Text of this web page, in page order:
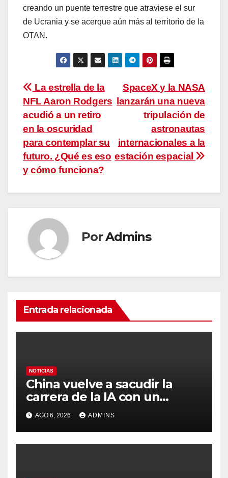
creando un puente terrestre que atraviese el sur
de Ucrania y se acerque aún más al territorio de la
OTAN.
Navegación
de
entradas
SpaceX y la NASA
lanzarán una nueva
tripulación de
astronautas
internacionales a la
estación espacial
La estrella de la
NFL Aaron Rodgers
acudió a un retiro
en la oscuridad
para contemplar su
futuro. ¿Qué es eso
y cómo funciona?
PorAdmins
Entrada relacionada
NOTICIAS
China vuelve a sacudir la
carrera de la IA con un
modelo capaz de trabajar
durante días sin intervención
humana
AGO 6, 2026 ADMINS